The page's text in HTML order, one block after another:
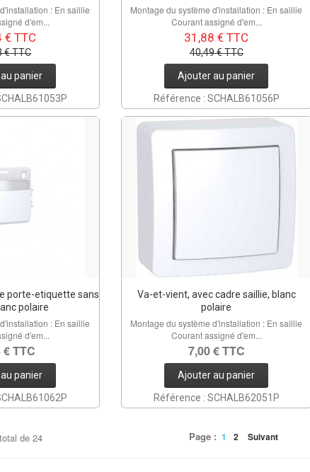
: En saillie
d'em...
€ TTC
€ TTC
panier
Montage du système d'installation : En saillie
Courant assigné d'em...
31,88 € TTC
40,49 € TTC
Ajouter au panier
Référence : SCHALB61056P
porte-etiquette sans
polaire
: En saillie
d'em...
€ TTC
panier
Va-et-vient, avec cadre saillie, blanc
polaire
Montage du système d'installation : En saillie
Courant assigné d'em...
7,00 € TTC
Ajouter au panier
Référence : SCHALB62051P
de 24 Page : 1 2 Suivant